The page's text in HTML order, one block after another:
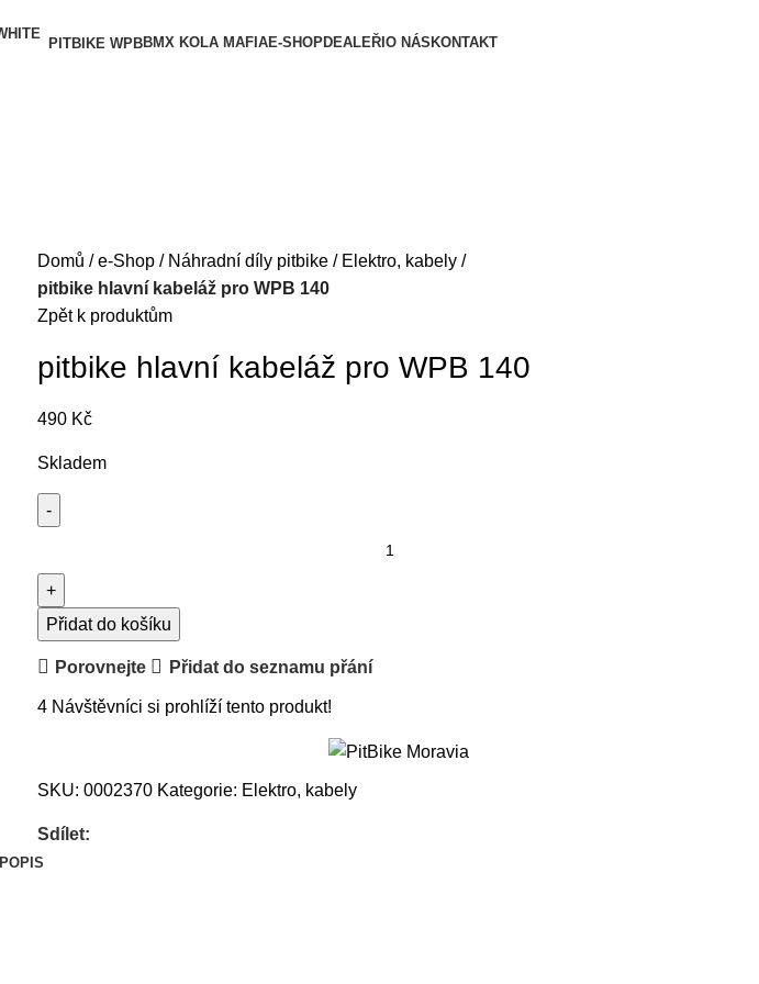
PITBIKE WPBBMX KOLA MAFIAE-SHOPDEALEŘI O NÁS KONTAKT
Domů e-Shop Náhradní díly pitbike
Elektro, kabely
pitbike hlavní kabeláž pro WPB 140
Zpět k produktům
pitbike hlavní kabeláž pro WPB 140
490 Kč
Skladem
Přidat do košíku
Porovnejte Přidat do seznamu přání
4 Návštěvníci si prohlíží tento produkt!
SKU: 0002370 Kategorie: Elektro, kabely
Sdílet:
POPIS